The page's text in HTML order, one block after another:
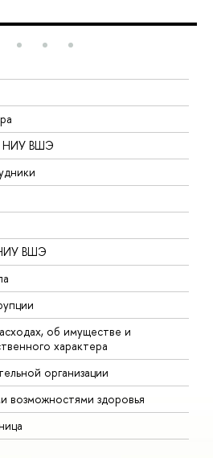
НИУ ВШЭ
ВШЭ
об имуществе и
характера
организации
возможностями здоровья